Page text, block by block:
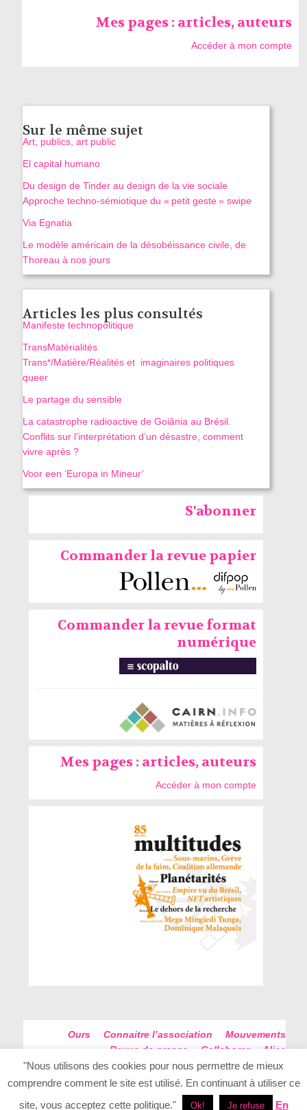
Mes pages : articles, auteurs
Accéder à mon compte
Sur le même sujet
Art, publics, art public
El capital humano
Du design de Tinder au design de la vie sociale
Approche techno-sémiotique du « petit geste » swipe
Via Egnatia
Le modèle américain de la désobéissance civile, de
Thoreau à nos jours
Articles les plus consultés
Manifeste technopolitique
TransMatérialités
Trans*/Matière/Réalités et imaginaires politiques
queer
Le partage du sensible
La catastrophe radioactive de Goiânia au Brésil.
Conflits sur l’interprétation d’un désastre, comment
vivre après ?
Voor een ‘Europa in Mineur’
S'abonner
Commander la revue papier
Commander la revue format
numérique
Mes pages : articles, auteurs
Accéder à mon compte
Ours Connaitre l’association
Mouvements
Revue de presse
Collaborer
Alice
Futur Antérieur
Plan du site
"Nous utilisons des cookies pour nous permettre de mieux
comprendre comment le site est utilisé. En continuant à utiliser ce
site, vous acceptez cette politique."
Ok! Je refuse En